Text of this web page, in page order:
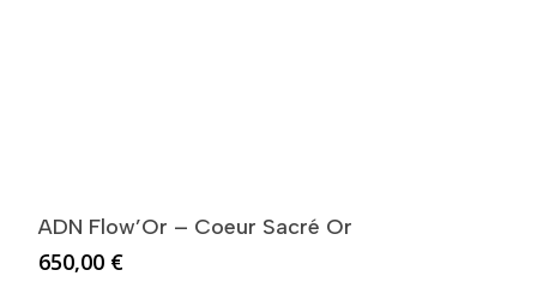
ADN Flow’Or – Coeur Sacré Or
650,00 €